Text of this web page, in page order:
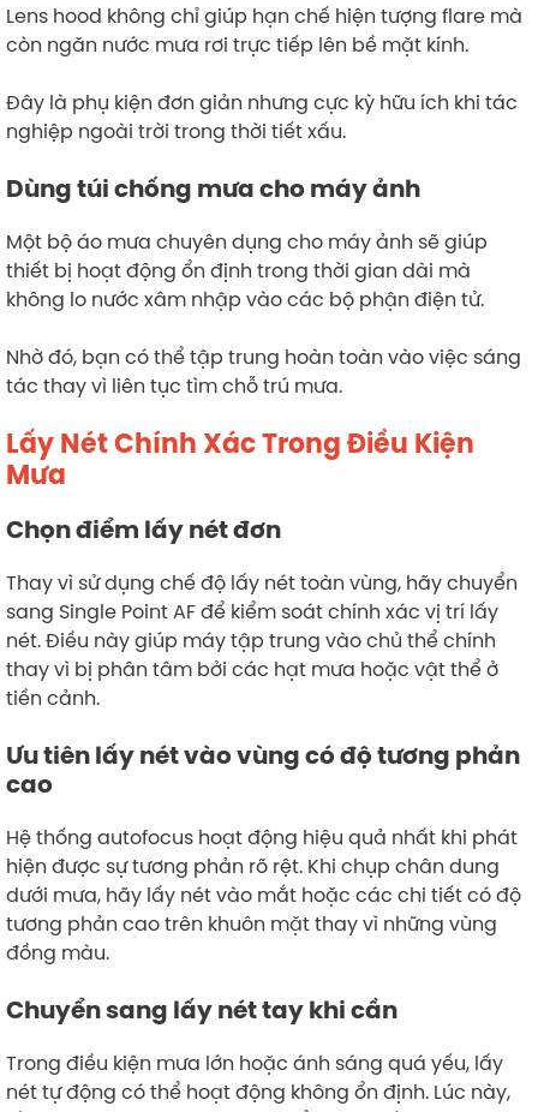
Lens hood không chỉ giúp hạn chế hiện tượng flare mà
còn ngăn nước mưa rơi trực tiếp lên bề mặt kính.
Đây là phụ kiện đơn giản nhưng cực kỳ hữu ích khi tác
nghiệp ngoài trời trong thời tiết xấu.
Dùng túi chống mưa cho máy ảnh
Một bộ áo mưa chuyên dụng cho máy ảnh sẽ giúp
thiết bị hoạt động ổn định trong thời gian dài mà
không lo nước xâm nhập vào các bộ phận điện tử.
Nhờ đó, bạn có thể tập trung hoàn toàn vào việc sáng
tác thay vì liên tục tìm chỗ trú mưa.
Lấy Nét Chính Xác Trong Điều Kiện
Mưa
Chọn điểm lấy nét đơn
Thay vì sử dụng chế độ lấy nét toàn vùng, hãy chuyển
sang Single Point AF để kiểm soát chính xác vị trí lấy
nét. Điều này giúp máy tập trung vào chủ thể chính
thay vì bị phân tâm bởi các hạt mưa hoặc vật thể ở
tiền cảnh.
Ưu tiên lấy nét vào vùng có độ tương phản
cao
Hệ thống autofocus hoạt động hiệu quả nhất khi phát
hiện được sự tương phản rõ rệt. Khi chụp chân dung
dưới mưa, hãy lấy nét vào mắt hoặc các chi tiết có độ
tương phản cao trên khuôn mặt thay vì những vùng
đồng màu.
Chuyển sang lấy nét tay khi cần
Trong điều kiện mưa lớn hoặc ánh sáng quá yếu, lấy
nét tự động có thể hoạt động không ổn định. Lúc này,